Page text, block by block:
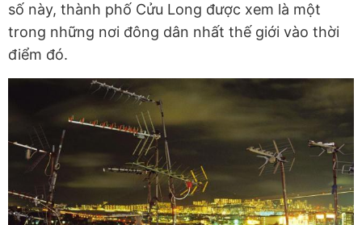
số này, thành phố Cửu Long được xem là một
trong những nơi đông dân nhất thế giới vào thời
điểm đó.